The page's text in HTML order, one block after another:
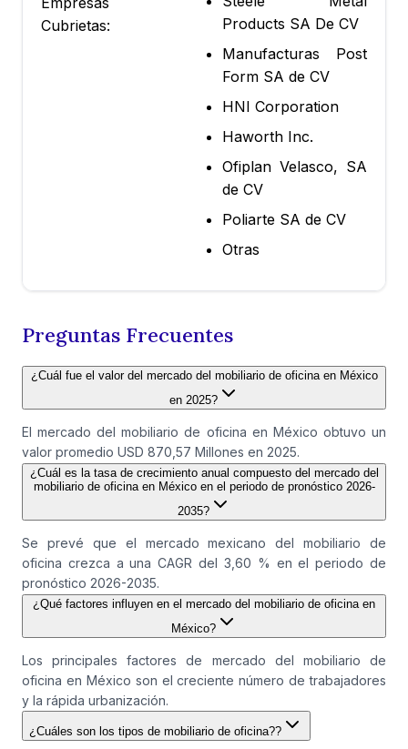
Cubrietas:
Products SA De CV
Manufacturas Post
Form SA de CV
HNI Corporation
Haworth Inc.
Ofiplan Velasco, SA
de CV
Poliarte SA de CV
Otras
Preguntas Frecuentes
¿Cuál fue el valor del mercado del mobiliario de oficina en México
en 2025?
El mercado del mobiliario de oficina en México obtuvo un
valor promedio USD 870,57 Millones en 2025.
¿Cuál es la tasa de crecimiento anual compuesto del mercado del
mobiliario de oficina en México en el periodo de pronóstico 2026-
2035?
Se prevé que el mercado mexicano del mobiliario de
oficina crezca a una CAGR del 3,60 % en el periodo de
pronóstico 2026-2035.
¿Qué factores influyen en el mercado del mobiliario de oficina en
México?
Los principales factores de mercado del mobiliario de
oficina en México son el creciente número de trabajadores
y la rápida urbanización.
¿Cuáles son los tipos de mobiliario de oficina??